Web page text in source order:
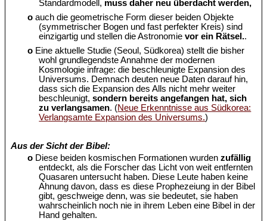
Standardmodell, muss daher neu überdacht werden,
o auch die geometrische Form dieser beiden Objekte
(symmetrischer Bogen und fast perfekter Kreis) sind
einzigartig und stellen die Astronomievor ein Rätsel..
o Eine aktuelle Studie (Seoul, Südkorea) stellt die bisher
wohl grundlegendste Annahme der modernen
Kosmologie infrage: die beschleunigte Expansion des
Universums. Demnach deuten neue Daten darauf hin,
dass sich die Expansion des Alls nicht mehr weiter
beschleunigt,sondern bereits angefangen hat, sich
zu verlangsamen. (Neue Erkenntnisse aus Südkorea:
Verlangsamte Expansion des Universums.)
Aus der Sicht der Bibel:
o Diese beiden kosmischen Formationen wurdenzufällig
entdeckt, als die Forscher das Licht von weit entfernten
Quasaren untersucht haben. Diese Leute haben keine
Ahnung davon, dass es diese Prophezeiung in der Bibel
gibt, geschweige denn, was sie bedeutet, sie haben
wahrscheinlich noch nie in ihrem Leben eine Bibel in der
Hand gehalten.